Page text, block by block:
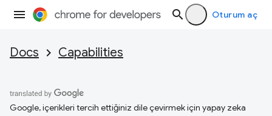
Oturum aç
Docs Capabilities
Google, içerikleri tercih ettiğiniz dile çevirmek için yapay zeka